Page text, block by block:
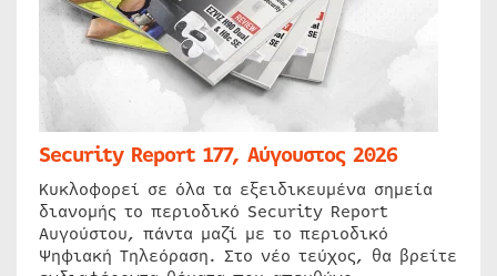
Security Report 177, Αύγουστος 2026
Κυκλοφορεί σε όλα τα εξειδικευμένα σημεία
διανομής το περιοδικό Security Report
Αυγούστου, πάντα μαζί με το περιοδικό
Ψηφιακή Τηλεόραση. Στο νέο τεύχος, θα βρείτε